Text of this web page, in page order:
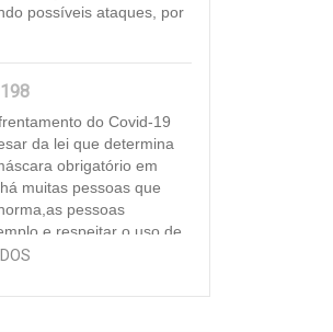
possíveis ataques, por
do Covid-19
da lei que determina
obrigatório em
muitas pessoas que
pessoas
e respeitar o uso de
de convivência". Ao
estar circulando à sua